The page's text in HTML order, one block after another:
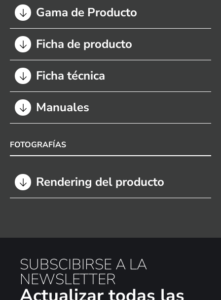
Gama de Producto
Ficha de producto
Ficha técnica
Manuales
FOTOGRAFÍAS
Rendering del producto
SUBSCIBIRSE A LA
NEWSLETTER